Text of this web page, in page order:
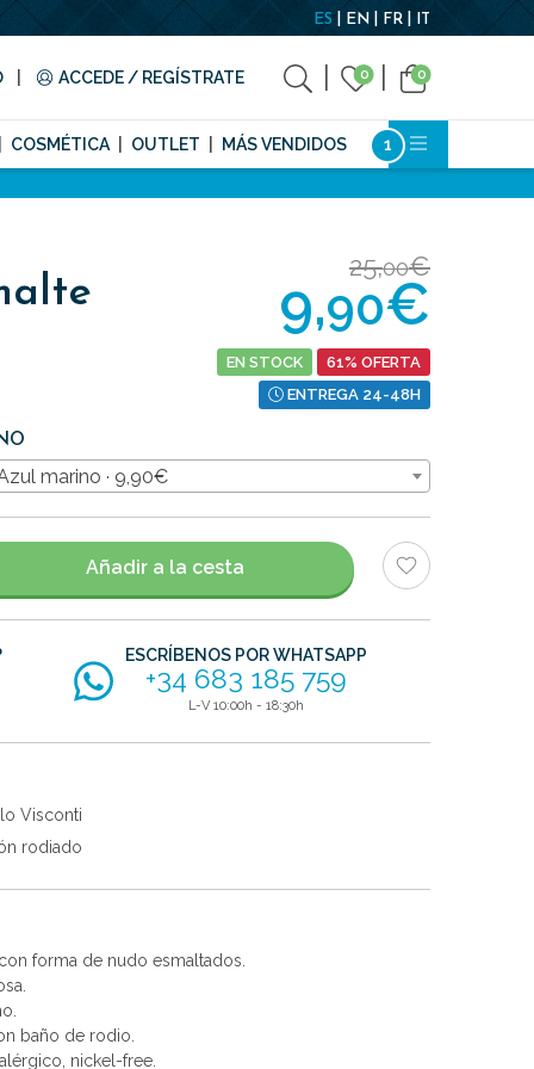
ES EN FR IT
ACCEDE / REGÍSTRATE 0 0
COSMÉTICA OUTLET MÁS VENDIDOS
25,00€
9,90€
EN STOCK
61% OFERTA
ENTREGA 24-48H
marino · 9,90€
Añadir a la cesta
ESCRÍBENOS POR WHATSAPP
+34 683 185 759
L-V 10:00h - 18:30h
Visconti
rodiado
forma de nudo esmaltados.
baño de rodio.
nickel-free.